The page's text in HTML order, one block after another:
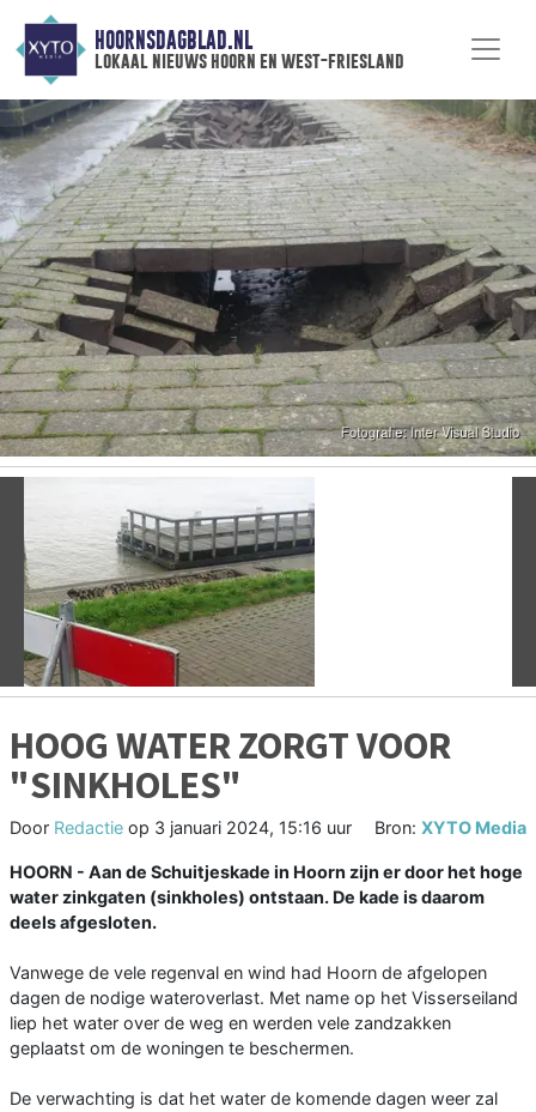
HOORNSDAGBLAD.NL
lokaal nieuws hoorn en west-friesland
Vorige
HOOG WATER ZORGT VOOR
"SINKHOLES"
Door Redactie op 3 januari 2024, 15:16 uur Bron: XYTO Media
HOORN - Aan de Schuitjeskade in Hoorn zijn er door het hoge
water zinkgaten (sinkholes) ontstaan. De kade is daarom
deels afgesloten.
Vanwege de vele regenval en wind had Hoorn de afgelopen
dagen de nodige wateroverlast. Met name op het Visserseiland
liep het water over de weg en werden vele zandzakken
geplaatst om de woningen te beschermen.
De verwachting is dat het water de komende dagen weer zal